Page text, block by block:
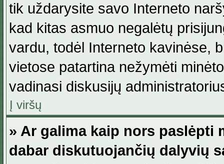
tik uždarysite savo Interneto
kad kitas asmuo negalėtų
vardu, todėl Interneto kavinėse,
vietose patartina nežymėti
vadinasi diskusijų
Į viršų
» Ar galima kaip nors paslėpti
dabar diskutuojančių dalyvių